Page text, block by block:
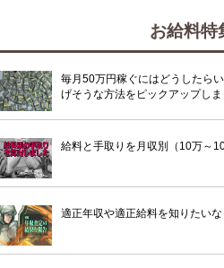
お給料特
毎月50万円稼ぐにはどうしたら
げそうな方法をピックアップしま
給料と手取りを月収別（10万～
適正年収や適正給料を知りたい